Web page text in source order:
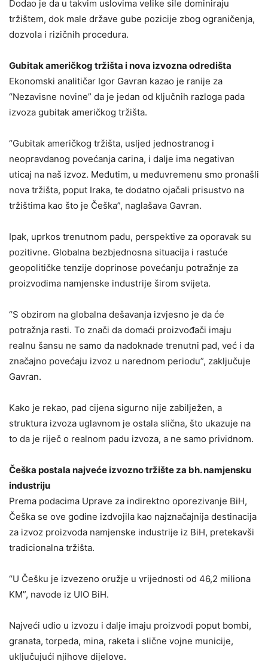
Dodao je da u takvim uslovima velike sile dominiraju
tržištem, dok male države gube pozicije zbog ograničenja,
dozvola i rizičnih procedura.
Gubitak američkog tržišta i nova izvozna odredišta
Ekonomski analitičar Igor Gavran kazao je ranije za
“Nezavisne novine” da je jedan od ključnih razloga pada
izvoza gubitak američkog tržišta.
“Gubitak američkog tržišta, usljed jednostranog i
neopravdanog povećanja carina, i dalje ima negativan
uticaj na naš izvoz. Međutim, u međuvremenu smo pronašli
nova tržišta, poput Iraka, te dodatno ojačali prisustvo na
tržištima kao što je Češka”, naglašava Gavran.
Ipak, uprkos trenutnom padu, perspektive za oporavak su
pozitivne. Globalna bezbjednosna situacija i rastuće
geopolitičke tenzije doprinose povećanju potražnje za
proizvodima namjenske industrije širom svijeta.
“S obzirom na globalna dešavanja izvjesno je da će
potražnja rasti. To znači da domaći proizvođači imaju
realnu šansu ne samo da nadoknade trenutni pad, već i da
značajno povećaju izvoz u narednom periodu”, zaključuje
Gavran.
Kako je rekao, pad cijena sigurno nije zabilježen, a
struktura izvoza uglavnom je ostala slična, što ukazuje na
to da je riječ o realnom padu izvoza, a ne samo prividnom.
Češka postala najveće izvozno tržište za bh. namjensku
industriju
Prema podacima Uprave za indirektno oporezivanje BiH,
Češka se ove godine izdvojila kao najznačajnija destinacija
za izvoz proizvoda namjenske industrije iz BiH, pretekavši
tradicionalna tržišta.
“U Češku je izvezeno oružje u vrijednosti od 46,2 miliona
KM”, navode iz UIO BiH.
Najveći udio u izvozu i dalje imaju proizvodi poput bombi,
granata, torpeda, mina, raketa i slične vojne municije,
uključujući njihove dijelove.